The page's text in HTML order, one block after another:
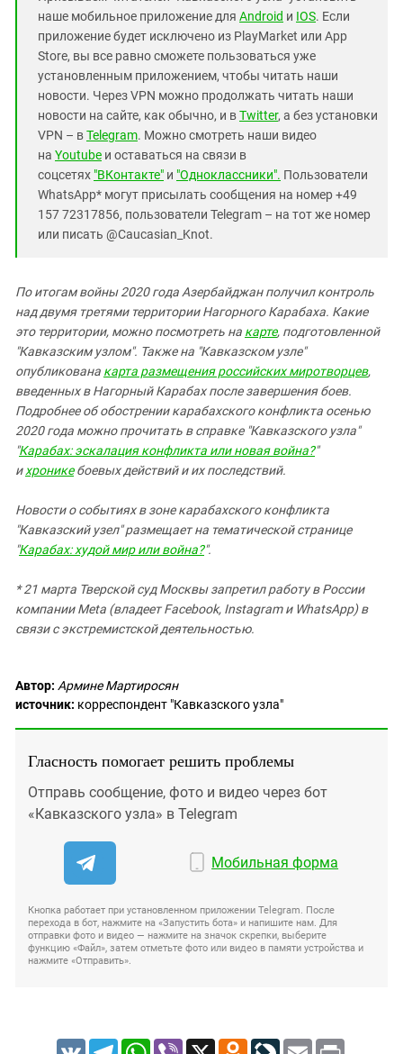
наше мобильное приложение для Android и IOS. Если
приложение будет исключено из PlayMarket или App
Store, вы все равно сможете пользоваться уже
установленным приложением, чтобы читать наши
новости. Через VPN можно продолжать читать наши
новости на сайте, как обычно, и вTwitter, а без установки
VPN – вTelegram. Можно смотреть наши видео
на Youtube и оставаться на связи в
соцсетях "ВКонтакте" и "Одноклассники". Пользователи
WhatsApp* могут присылать сообщения на номер +49
157 72317856, пользователи Telegram – на тот же номер
или писать @Caucasian_Knot.
По итогам войны 2020 года Азербайджан получил контроль
над двумя третями территории Нагорного Карабаха. Какие
это территории, можно посмотреть на карте, подготовленной
"Кавказским узлом". Также на "Кавказском узле"
опубликована карта размещения российских миротворцев,
введенных в Нагорный Карабах после завершения боев.
Подробнее об обострении карабахского конфликта осенью
2020 года можно прочитать в справке "Кавказского узла"
"Карабах: эскалация конфликта или новая война?"
ихроникебоевых действий и их последствий.
Новости о событиях в зоне карабахского конфликта
"Кавказский узел" размещает на тематической странице
"Карабах: худой мир или война?".
* 21 марта Тверской суд Москвы запретил работу в России
компании Meta (владеет Facebook, Instagram и WhatsApp) в
связи с экстремистской деятельностью.
Автор: Армине Мартиросян
источник: корреспондент "Кавказского узла"
Гласность помогает решить проблемы
Отправь сообщение, фото и видео через бот
«Кавказского узла» в Telegram
Мобильная форма
Кнопка работает при установленном приложении Telegram. После
перехода в бот, нажмите на «Запустить бота» и напишите нам. Для
отправки фото и видео — нажмите на значок скрепки, выберите
функцию «Файл», затем отметьте фото или видео в памяти устройства и
нажмите «Отправить».
VK TelegramWhatsApp
Viber X Odnoklassniki
LiveJournal
Email Print